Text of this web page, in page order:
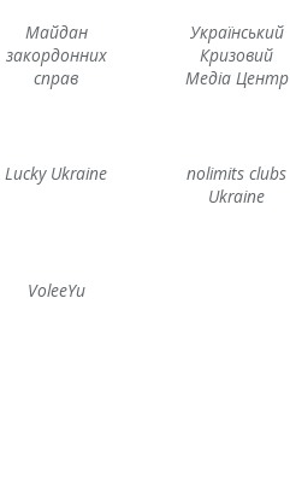
Майдан
закордонних
справ
Український
Кризовий
Медіа Центр
Lucky Ukraine
nolimits clubs
Ukraine
VoleeYu